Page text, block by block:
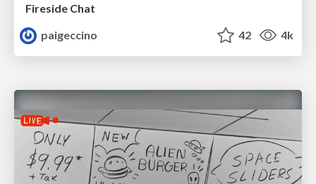
Fireside Chat
paigeccino
42 4k